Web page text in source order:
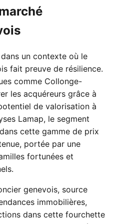
un contexte où le
fait preuve de résilience.
comme Collonge-
les acquéreurs grâce à
de valorisation à
Lamap, le segment
cette gamme de prix
portée par une
fortunées et
genevois, source
immobilières,
dans cette fourchette